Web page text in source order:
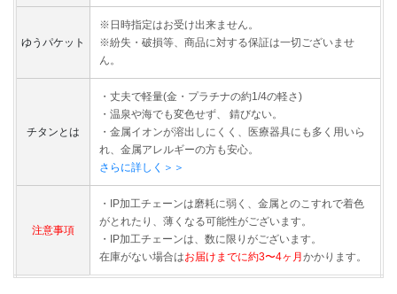
ゆうパケット
※日時指定はお受け出来ません。
※紛失・破損等、商品に対する保証は一切ございませ
ん。
チタンとは
・丈夫で軽量(金・プラチナの約1/4の軽さ)
・温泉や海でも変色せず、 錆びない。
・金属イオンが溶出しにくく、医療器具にも多く用いら
れ、金属アレルギーの方も安心。
さらに詳しく＞＞
注意事項
・IP加工チェーンは磨耗に弱く、金属とのこすれで着色
がとれたり、薄くなる可能性がございます。
・IP加工チェーンは、数に限りがございます。
在庫がない場合はお届けまでに約3〜4ヶ月かかります。